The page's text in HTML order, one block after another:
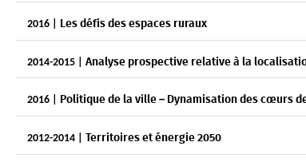
2016 | Les défis des espaces ruraux
2014-2015 |Analyse prospective relative à la
2016 | Politique de la ville – Dynamisation des cœurs
2012-2014 | Territoires et énergie 2050